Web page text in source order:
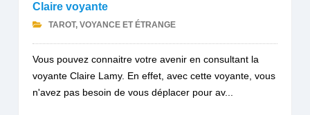
Claire voyante
TAROT, VOYANCE ET ÉTRANGE
Vous pouvez connaitre votre avenir en consultant la
voyante Claire Lamy. En effet, avec cette voyante, vous
n'avez pas besoin de vous déplacer pour av...